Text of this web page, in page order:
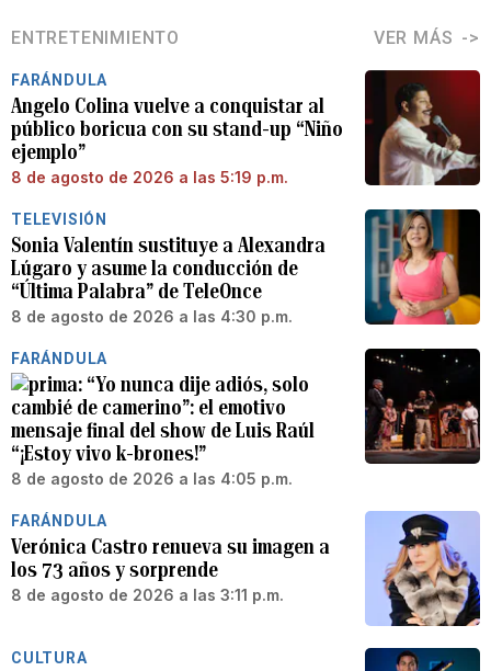
ENTRETENIMIENTO VER MÁS
FARÁNDULA
Angelo Colina vuelve a conquistar al
público boricua con su stand-up “Niño
ejemplo”
8 de agosto de 2026 a las 5:19 p.m.
TELEVISIÓN
Sonia Valentín sustituye a Alexandra
Lúgaro y asume la conducción de
“Última Palabra” de TeleOnce
8 de agosto de 2026 a las 4:30 p.m.
FARÁNDULA
“Yo nunca dije adiós, solo
cambié de camerino”: el emotivo
mensaje final del show de Luis Raúl
“¡Estoy vivo k-brones!”
8 de agosto de 2026 a las 4:05 p.m.
FARÁNDULA
Verónica Castro renueva su imagen a
los 73 años y sorprende
8 de agosto de 2026 a las 3:11 p.m.
CULTURA